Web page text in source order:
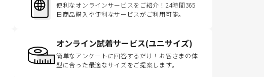
便利なオンラインサービスをご紹介！24時間365
日商品購入や便利なサービスがご利用可能。
オンライン試着サービス(ユニサイズ)
簡単なアンケートに回答するだけ！お客さまの体
型に合った最適なサイズをご提案します。